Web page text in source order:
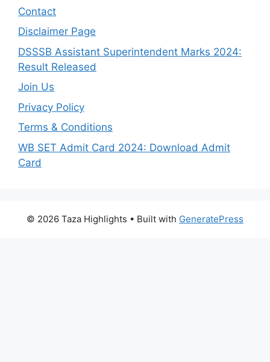
Contact
Disclaimer Page
DSSSB Assistant Superintendent Marks 2024:
Result Released
Join Us
Privacy Policy
Terms & Conditions
WB SET Admit Card 2024: Download Admit
Card
© 2026 Taza Highlights • Built with GeneratePress